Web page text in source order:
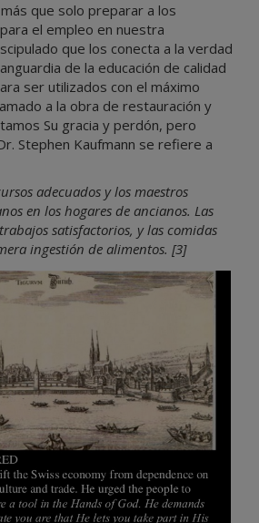
que solo preparar a los
el empleo en nuestra
que los conecta a la verdad
de la educación de calidad
ser utilizados con el máximo
a la obra de restauración y
Su gracia y perdón, pero
Stephen Kaufmann se refiere a
adecuados y los maestros
en los hogares de ancianos. Las
satisfactorios, y las comidas
ingestión de alimentos. [3]